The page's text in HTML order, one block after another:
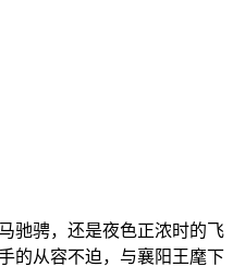
驰骋，还是夜色正浓时的飞
的从容不迫，与襄阳王麾下